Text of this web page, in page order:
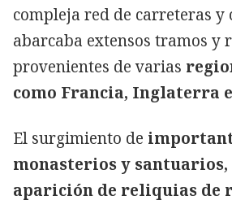
compleja red de carreteras y
abarcaba extensos tramos y
provenientes de varias
como Francia, Inglaterra e
El surgimiento de
monasterios y
aparición de reliquias de